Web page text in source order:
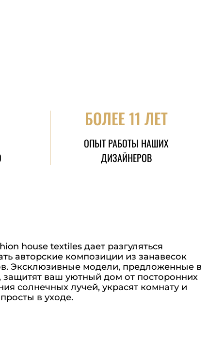
БОЛЕЕ 11 ЛЕТ
ОПЫТ РАБОТЫ НАШИХ
ДИЗАЙНЕРОВ
house textiles дает разгуляться
авторские композиции из занавесок
Эксклюзивные модели, предложенные в
защитят ваш уютный дом от посторонних
солнечных лучей, украсят комнату и
в уходе.